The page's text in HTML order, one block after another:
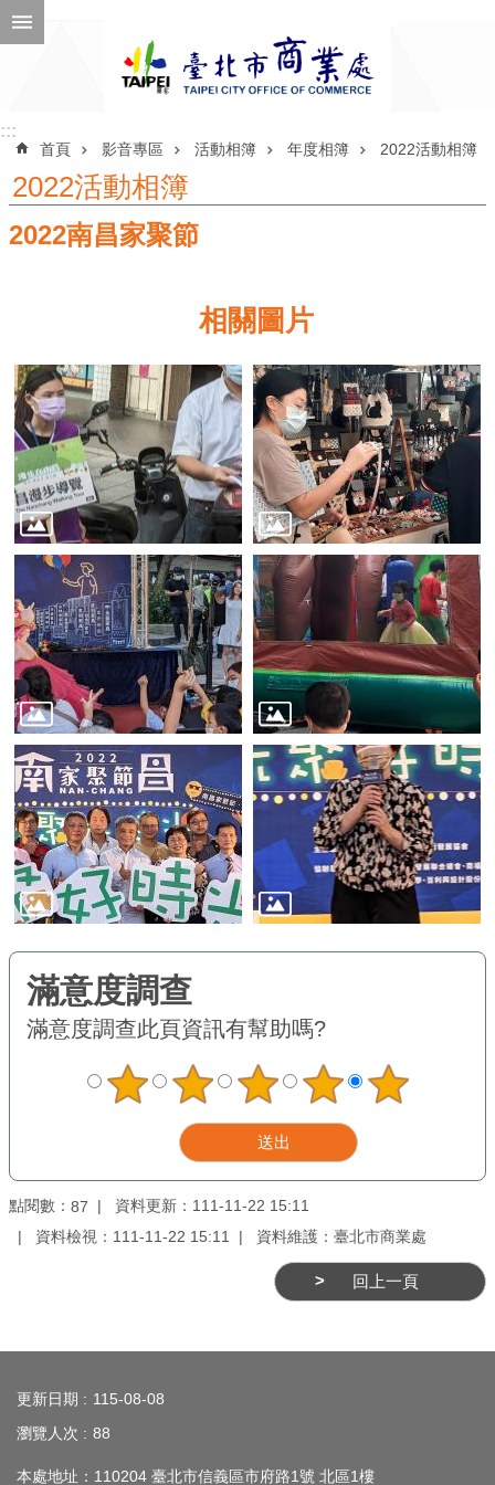
跳到主要內容區塊
公
機
關
介
紹
業
務
資
線
上
服
務
公
司
及
商
業
登
務
商
商
業
發
導
商
圈
::::::
首頁 影音專區 活動相簿 年度相簿 2022活動相簿
2022活動相簿
2022南昌家聚節
相關圖片
滿意度調查此頁資訊有幫助嗎?
點閱數： 87
資料更新：111-11-22 15:11
資料檢視：111-11-22 15:11
資料維護：臺北市商業處
回上一頁
更新日期
115-08-08
瀏覽人次
88
本處地址：110204 臺北市信義區市府路1號 北區1樓